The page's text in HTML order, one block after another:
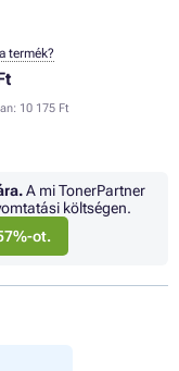
10 175 Ft
termék?
A mi TonerPartner
költségen.
ot.